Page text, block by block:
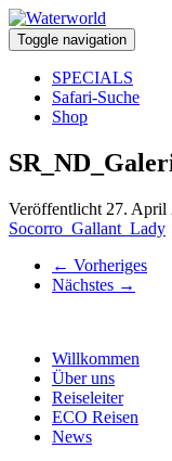
Toggle navigation
SPECIALS
Safari-Suche
Shop
Veröffentlicht 27. April
Socorro_Gallant_Lady
← Vorheriges
Nächstes →
Willkommen
Über uns
Reiseleiter
ECO Reisen
News